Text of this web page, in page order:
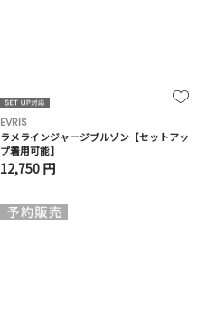
EVRIS
ラメラインジャージブルゾン【セットアッ
プ着用可能】
12,750 円